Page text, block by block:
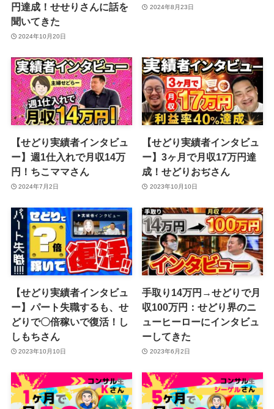
円達成！せせりさんに話を
聞いてきた
2024年10月20日
2024年8月23日
【せどり実績者インタビュ
ー】週1仕入れで月収14万
円！ちこママさん
2024年7月2日
【せどり実績者インタビュ
ー】3ヶ月で月収17万円達
成！せどりおぢさん
2023年10月10日
【せどり実績者インタビュ
ー】パート失職するも、せ
どりで〇倍稼いで復活！し
しもちさん
2023年10月10日
手取り14万円→せどりで月
収100万円：せどり界のニ
ューヒーローにインタビュ
ーしてきた
2023年6月2日